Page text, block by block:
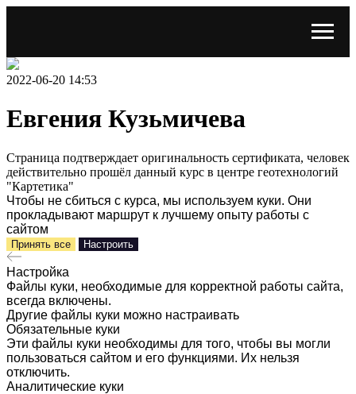
2022-06-20 14:53
Евгения Кузьмичева
Страница подтверждает оригинальность сертификата, человек
действительно прошёл данный курс в центре геотехнологий
"Картетика"
Чтобы не сбиться с курса, мы используем куки. Они
прокладывают маршрут к лучшему опыту работы с
сайтом
Принять все Настроить
Настройка
Файлы куки, необходимые для корректной работы сайта,
всегда включены.
Другие файлы куки можно настраивать
Обязательные куки
Эти файлы куки необходимы для того, чтобы вы могли
пользоваться сайтом и его функциями. Их нельзя
отключить.
Аналитические куки